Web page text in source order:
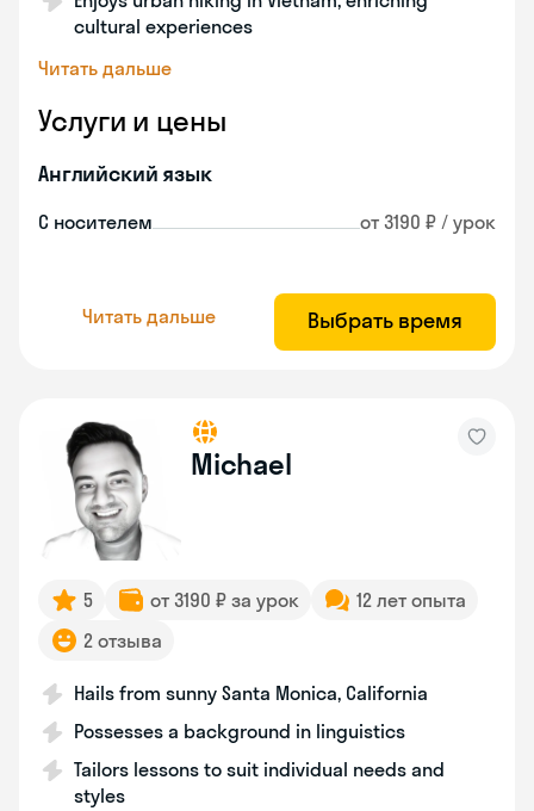
cultural experiences
Читать дальше
Услуги и цены
Английский язык
С носителем от 3190 ₽ / урок
Читать дальше Выбрать время
Michael
5 от 3190 ₽ за урок
12 лет опыта
2 отзыва
Hails from sunny Santa Monica, California
Possesses a background in linguistics
Tailors lessons to suit individual needs and
styles